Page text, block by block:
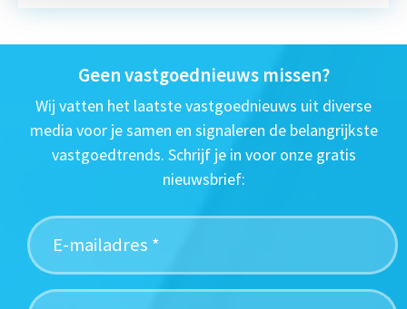
Geen vastgoednieuws missen?
Wij vatten het laatste vastgoednieuws uit diverse
media voor je samen en signaleren de belangrijkste
vastgoedtrends. Schrijf je in voor onze gratis
nieuwsbrief: